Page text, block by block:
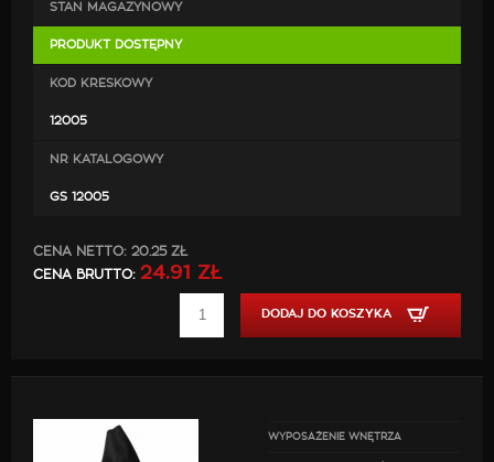
STAN MAGAZYNOWY
PRODUKT DOSTĘPNY
KOD KRESKOWY
12005
NR KATALOGOWY
GS 12005
CENA NETTO: 20.25 ZŁ
CENA BRUTTO: 24.91 ZŁ
DODAJ DO KOSZYKA
WYPOSAŻENIE WNĘTRZA